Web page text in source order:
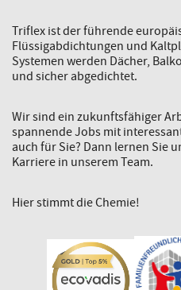
Triflex ist der führende
Flüssigabdichtungen und
Systemen werden Dächer,
und sicher abgedichtet.
Wir sind ein zukunftsfähiger
spannende Jobs mit
auch für Sie? Dann lernen Sie
Karriere in unserem Team.
Hier stimmt die Chemie!